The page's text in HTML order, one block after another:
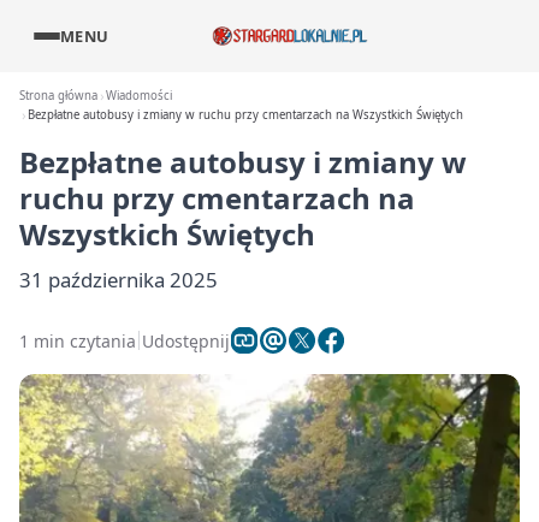
MENU
Strona główna Wiadomości
Bezpłatne autobusy i zmiany w ruchu przy cmentarzach na Wszystkich Świętych
Bezpłatne autobusy i zmiany w
ruchu przy cmentarzach na
Wszystkich Świętych
31 października 2025
1 min czytania Udostępnij